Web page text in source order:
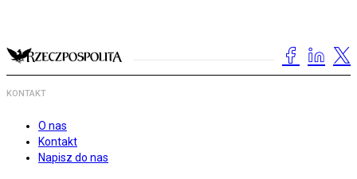
KONTAKT
O nas
Kontakt
Napisz do nas